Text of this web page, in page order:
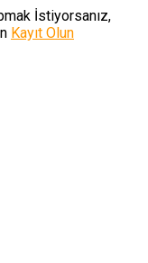
İstiyorsanız,
Kayıt Olun